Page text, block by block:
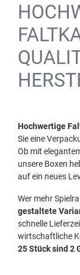
Hochwertige
Sie eine
Ob mit
unsere Boxen
auf ein neues
Wer mehr
gestaltete
schnelle
wirtschaftliche
25 Stück sind 2